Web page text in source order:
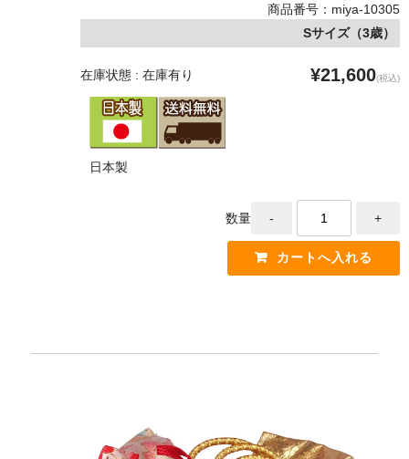
商品番号：miya-10305
Sサイズ（3歳）
在庫状態 : 在庫有り ¥21,600(税込)
日本製
数量